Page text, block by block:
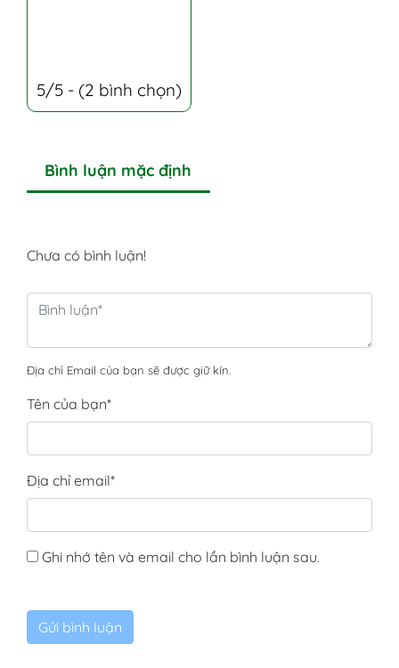
5/5 - (2 bình chọn)
Bình luận mặc định
Chưa có bình luận!
Địa chỉ Email của bạn sẽ được giữ kín.
Tên của bạn*
Địa chỉ email*
Ghi nhớ tên và email cho lần bình luận sau.